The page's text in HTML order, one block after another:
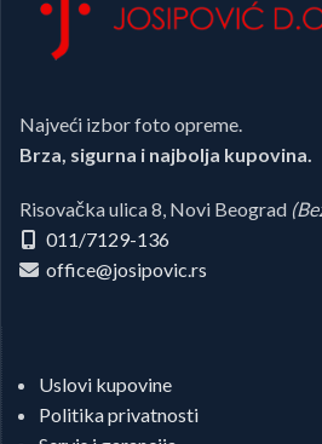
Najveći izbor foto opreme.
Brza, sigurna i najbolja kupovina.
Risovačka ulica 8, Novi Beograd
011/7129-136
office@josipovic.rs
Uslovi kupovine
Politika privatnosti